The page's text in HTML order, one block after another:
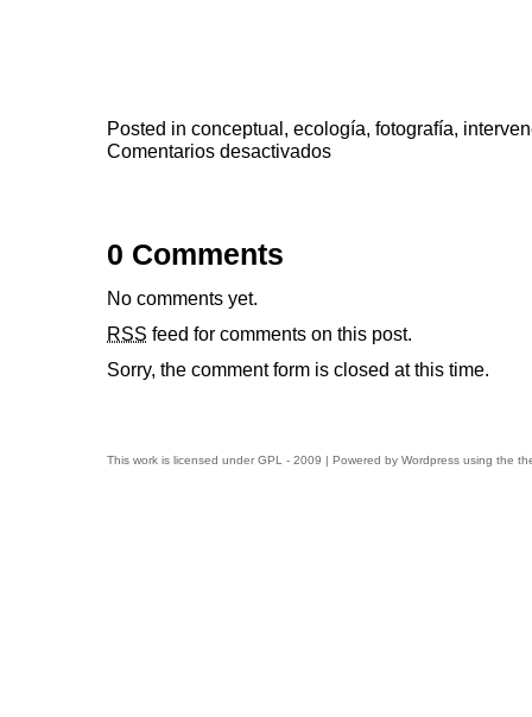
Posted in conceptual, ecología, fotografía,
Comentarios desactivadosNaturaleza
0 Comments
No comments yet.
RSS feed for comments on this post.
Sorry, the comment form is closed at this time.
This work is licensed under GPL - 2009 | Powered by Wordpress using the